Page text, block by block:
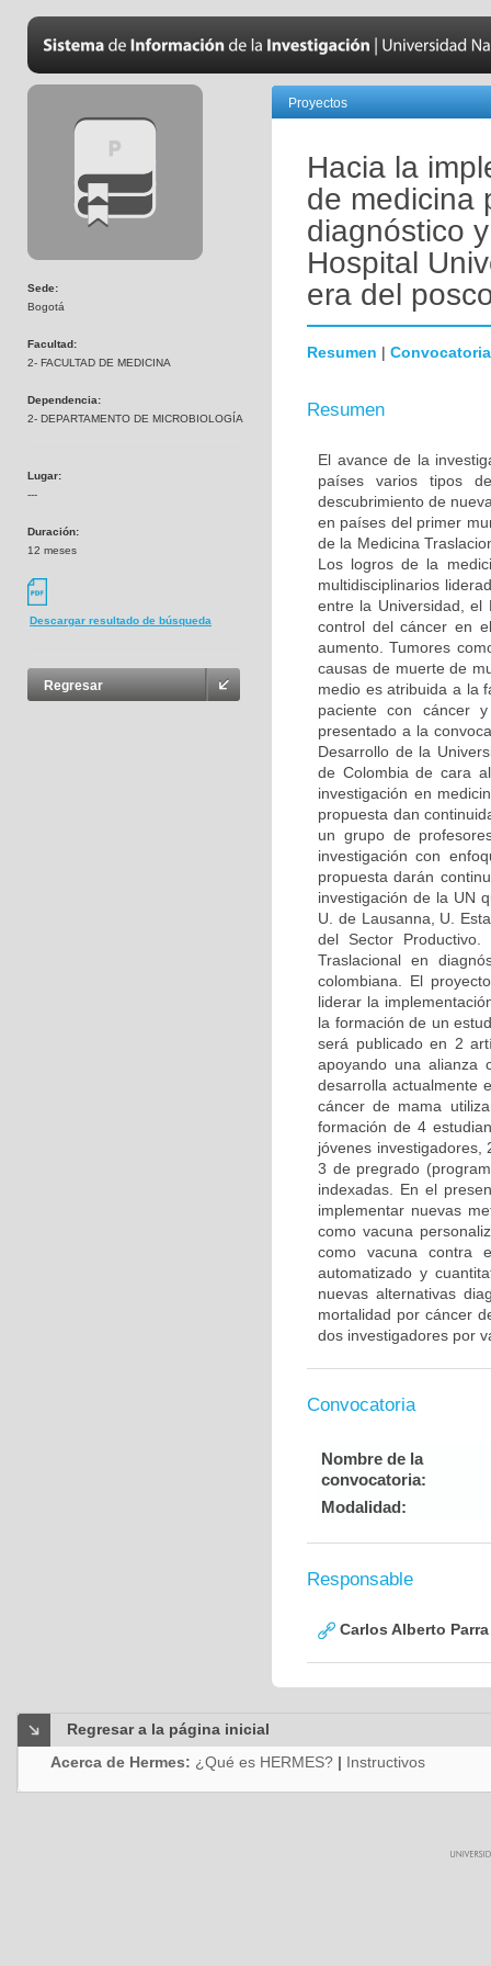
Sede:
Bogotá
Facultad:
2- FACULTAD DE MEDICINA
Dependencia:
2- DEPARTAMENTO DE MICROBIOLOGÍA
Lugar:
---
Duración:
12 meses
Descargar resultado de búsqueda
Regresar
Proyectos
Hacia la
de medicina
diagnóstico
Hospital
era del
Resumen | Convocatoria
Resumen
El avance de la
países varios tipos
descubrimiento de
en países del primer
de la Medicina
Los logros de la
multidisciplinarios
entre la Universidad, el
control del cáncer en
aumento. Tumores
causas de muerte de
medio es atribuida a la
paciente con cáncer
presentado a la
Desarrollo de la
de Colombia de cara
investigación en
propuesta dan
un grupo de
investigación con
propuesta darán
investigación de la UN
U. de Lausanna, U.
del Sector
Traslacional en
colombiana. El
liderar la
la formación de un
será publicado en 2
apoyando una alianza
desarrolla actualmente
cáncer de mama
formación de 4
jóvenes investigadores,
3 de pregrado
indexadas. En el
implementar nuevas
como vacuna
como vacuna contra
automatizado y
nuevas alternativas
mortalidad por cáncer
dos investigadores por
Convocatoria
Nombre de la
convocatoria:
Modalidad:
Responsable
Carlos Alberto
Regresar a la página inicial
Acerca de Hermes: ¿Qué es HERMES? | Instructivos